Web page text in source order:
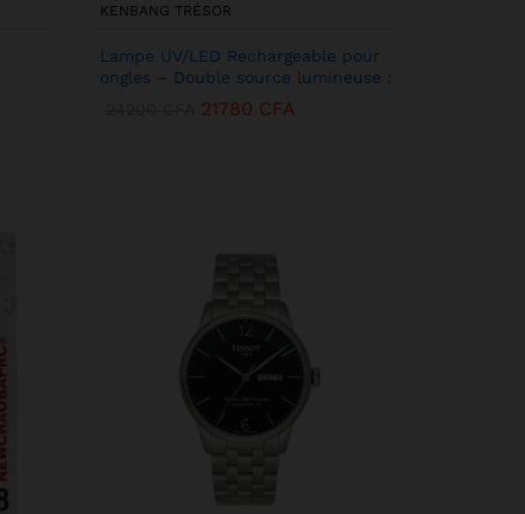
KENBANG TRÉSOR
Lampe UV/LED Rechargeable pour
ongles – Double source lumineuse :
21780 CFA